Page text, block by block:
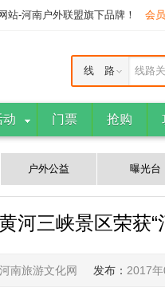
站-河南户外联盟旗下品牌！ 会
线路
线 路
动 门票 抢购
户外公益 曝光台
河三峡景区荣获
河南旅游文化网 发布： 2017